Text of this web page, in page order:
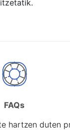
FAQs
hartzen duten